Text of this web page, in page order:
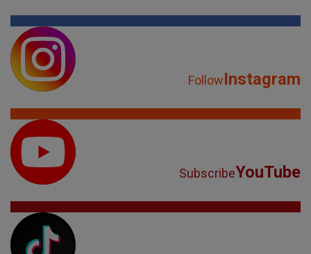
FollowInstagram
SubscribeYouTube